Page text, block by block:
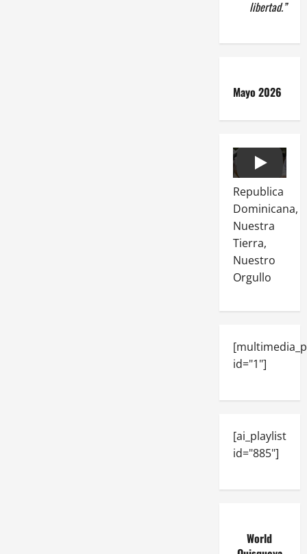
libertad.”
Mayo 2026
Play
Republica
Dominicana,
Nuestra
Tierra,
Nuestro
Orgullo
id="1"]
[ai_playlist
id="885"]
World